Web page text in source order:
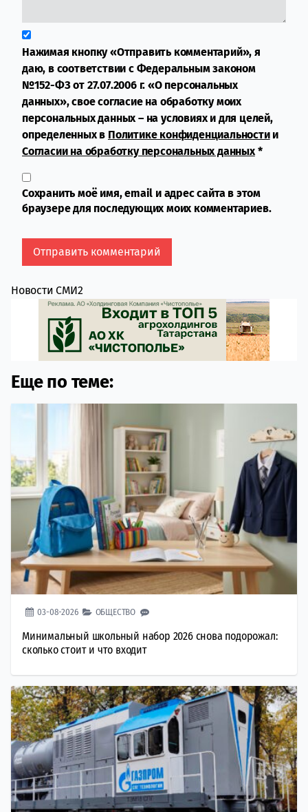
Нажимая кнопку «Отправить комментарий», я
даю, в соответствии с Федеральным законом
№152-ФЗ от 27.07.2006 г. «О персональных
данных», свое согласие на обработку моих
персональных данных – на условиях и для целей,
определенных в Политике конфиденциальностии
Согласии на обработку персональных данных*
Сохранить моё имя, email и адрес сайта в этом
браузере для последующих моих комментариев.
Новости СМИ2
Еще по теме:
03-08-2026 ОБЩЕСТВО
Минимальный школьный набор 2026 снова подорожал:
сколько стоит и что входит